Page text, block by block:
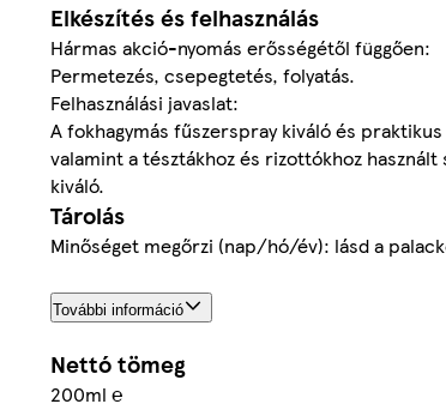
Elkészítés és felhasználás
Hármas akció-nyomás erősségétől függően:
Permetezés, csepegtetés, folyatás.
Felhasználási javaslat:
A fokhagymás fűszerspray kiváló és
valamint a tésztákhoz és rizottókhoz
kiváló.
Tárolás
Minőséget megőrzi (nap/hó/év): lásd a
További információ
Nettó tömeg
200ml ℮